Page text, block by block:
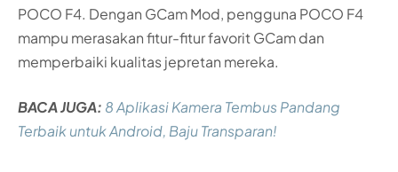
POCO F4. Dengan GCam Mod, pengguna POCO F4
mampu merasakan fitur-fitur favorit GCam dan
memperbaiki kualitas jepretan mereka.
BACA JUGA: 8 Aplikasi Kamera Tembus Pandang
Terbaik untuk Android, Baju Transparan!